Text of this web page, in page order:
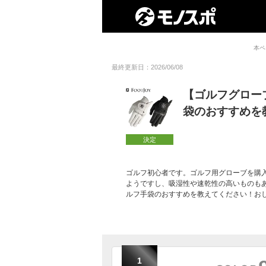
本
最終更新日：2026/06/08
決定
【ゴルフグロ
袋のおすすめを
ゴルフ初心者です。ゴルフ用グローブを
ようですし、吸湿性や速乾性の高いもの
ルフ手袋のおすすめを教えてください！お
1